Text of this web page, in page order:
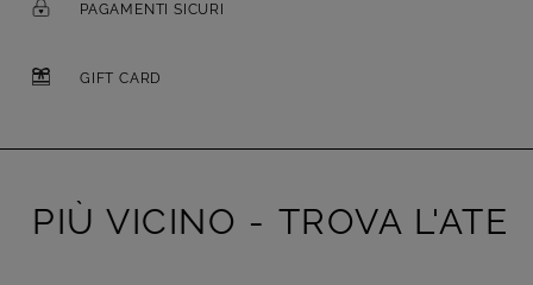
PAGAMENTI SICURI
GIFT CARD
VICINO - TROVA